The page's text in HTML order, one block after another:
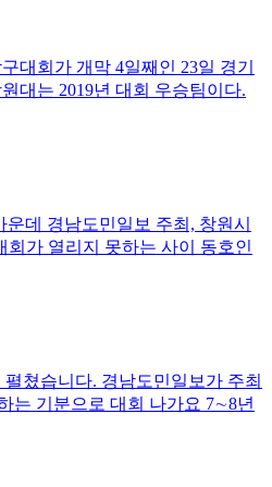
대회가 개막 4일째인 23일 경기
대는 2019년 대회 우승팀이다.
데 경남도민일보 주최, 창원시
가 열리지 못하는 사이 동호인
쳤습니다. 경남도민일보가 주최
는 기분으로 대회 나가요 7∼8년